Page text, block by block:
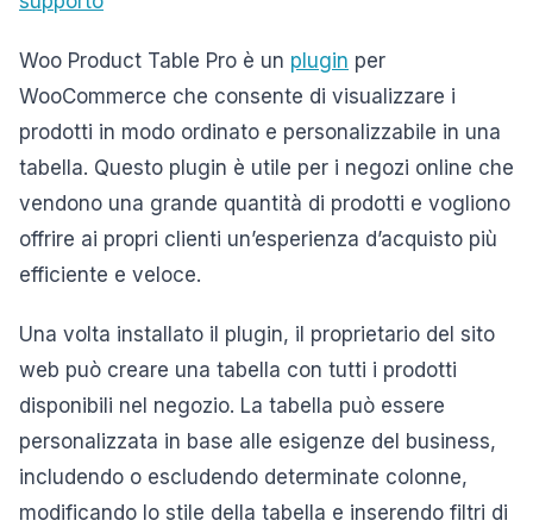
Woo Product Table Pro è un plugin per
WooCommerce che consente di visualizzare i
prodotti in modo ordinato e personalizzabile in una
tabella. Questo plugin è utile per i negozi online che
vendono una grande quantità di prodotti e vogliono
offrire ai propri clienti un’esperienza d’acquisto più
efficiente e veloce.
Una volta installato il plugin, il proprietario del sito
web può creare una tabella con tutti i prodotti
disponibili nel negozio. La tabella può essere
personalizzata in base alle esigenze del business,
includendo o escludendo determinate colonne,
modificando lo stile della tabella e inserendo filtri di